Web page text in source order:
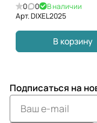
0 0
В наличии
Арт.DIXEL2025
В корзину
Подписаться на